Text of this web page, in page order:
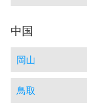
中国
岡山
鳥取